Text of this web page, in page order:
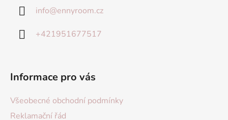
info@ennyroom.cz
+421951677517
Informace pro vás
Všeobecné obchodní podmínky
Reklamační řád